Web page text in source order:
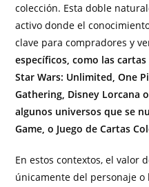
colección. Esta doble
activo donde el
clave para compradores y
específicos, como las cartas
Star Wars: Unlimited, One
Gathering, Disney Lorcana o
algunos universos que se
Game, o Juego de Cartas
En estos contextos, el valor
únicamente del personaje